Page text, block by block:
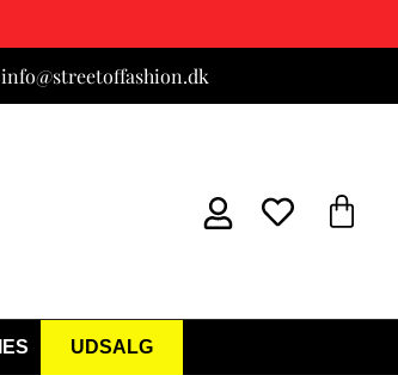
UDSALG